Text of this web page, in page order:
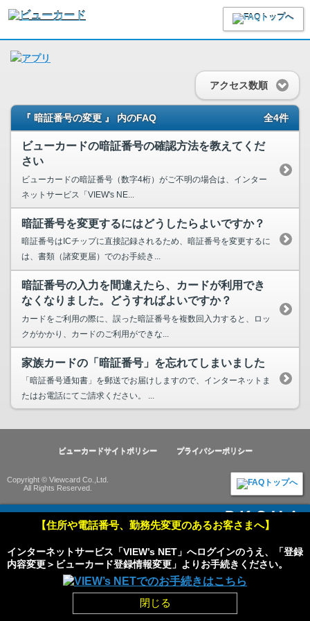
【住所や電話番号、勤務先変更のあるお客さまへ】
インターネットサービス「VIEW’s NET」へログインのうえ、「登録
内容変更＞ビューカード登録情報変更」よりお手続きください。
閉じる
アクセス数順
『 暗証番号の変更 』 内のFAQ 全4件
ビューカードの暗証番号の確認方法を教えてくだ
さい
ビューカードの暗証番号（数字4桁）がご不明の場合は、インター
ネットサービス「VIEW's NE...
暗証番号を変更するにはどうしたらよいですか？
暗証番号はICチップに直接記録されるため、暗証番号を変更するに
は、書類（諸変更届）でのお手続き...
暗証番号の入力を間違えたら、カードが利用でき
なくなりました。どうすればよいですか？
カードをご利用の際に、誤った暗証番号を複数回入力すると、ロッ
クがかかり、カードのご利用ができな...
家族カードの「暗証番号」を忘れてしまいました
「暗証番号通知書」を郵送でお届けしますので、インターネットま
たはお電話にてご請求ください。 ...
ビューカードサイトポリシー プライバシーポリシー
Copyright © Viewcard Co.,Ltd.
All Rights Reserved.
HOME pagetop